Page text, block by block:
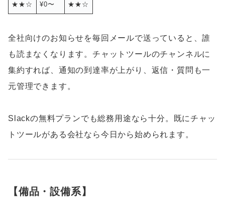
★★☆ ¥0〜 ★★☆
全社向けのお知らせを毎回メールで送っていると、誰
も読まなくなります。チャットツールのチャンネルに
集約すれば、通知の到達率が上がり、返信・質問も一
元管理できます。
Slackの無料プランでも総務用途なら十分。既にチャッ
トツールがある会社なら今日から始められます。
【備品・設備系】